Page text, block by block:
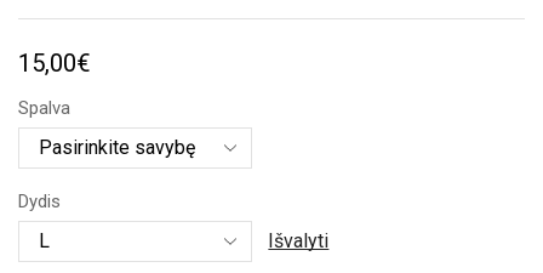
15,00€
Spalva
Dydis
Išvalyti